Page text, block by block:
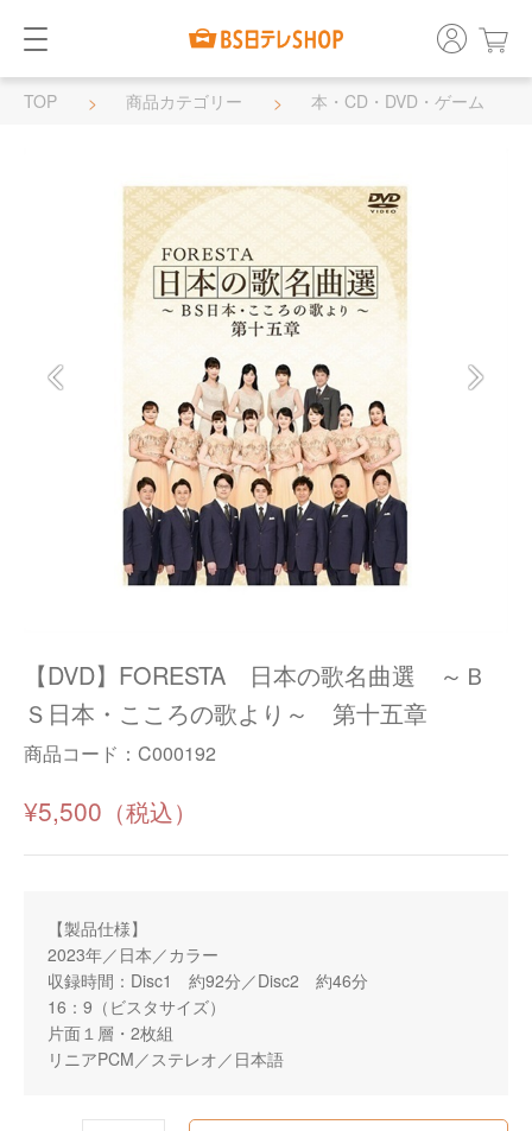
TOP 商品カテゴリー
本・CD・DVD・ゲーム
【DVD】FORESTA 日本の歌名曲選 ～Ｂ
Ｓ日本・こころの歌より～ 第十五章
商品コード： C000192
¥5,500
【製品仕様】
2023年／日本／カラー
収録時間：Disc1 約92分／Disc2 約46分
16：9（ビスタサイズ）
片面１層・2枚組
リニアPCM／ステレオ／日本語